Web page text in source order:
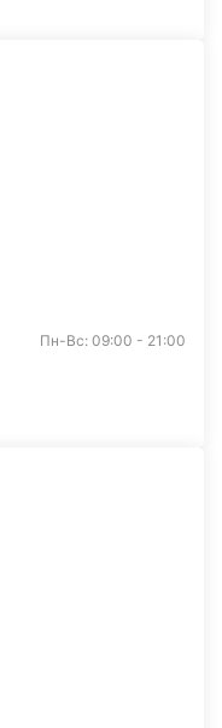
Пн-Вс: 09:00 - 21:00